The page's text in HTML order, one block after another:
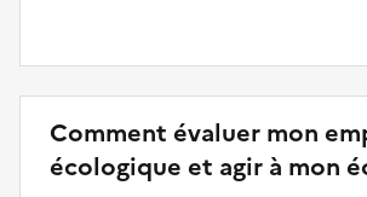
Comment évaluer mon
écologique et agir à mon